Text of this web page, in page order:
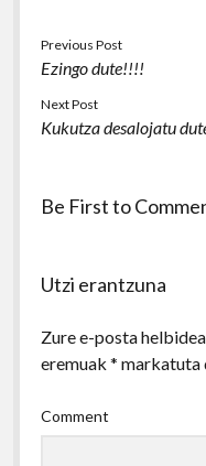
Previous Post
Ezingo dute!!!!
Next Post
Kukutza desalojatu
Be First to
Utzi erantzuna
Zure e-posta
eremuak * markatuta
Comment